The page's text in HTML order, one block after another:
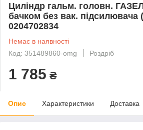
Циліндр гальм. головн.
бачком без вак. підсилювача
0204702834
Немає в наявності
Код: 351489860-omg
Роздріб
1 785 ₴
Опис Характеристики Доставка